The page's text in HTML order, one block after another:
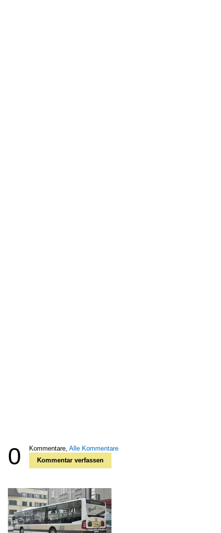
0 Kommentare, Alle Kommentare
Kommentar verfassen